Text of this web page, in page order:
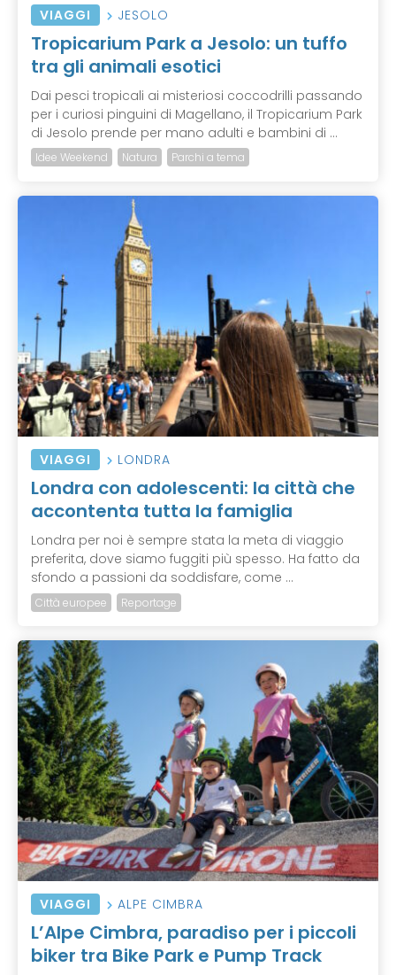
VIAGGI JESOLO
Tropicarium Park a Jesolo: un tuffo
tra gli animali esotici
Dai pesci tropicali ai misteriosi coccodrilli passando
per i curiosi pinguini di Magellano, il Tropicarium Park
di Jesolo prende per mano adulti e bambini di ...
Idee Weekend Natura Parchi a tema
VIAGGI LONDRA
Londra con adolescenti: la città che
accontenta tutta la famiglia
Londra per noi è sempre stata la meta di viaggio
preferita, dove siamo fuggiti più spesso. Ha fatto da
sfondo a passioni da soddisfare, come ...
Città europee Reportage
VIAGGI ALPE CIMBRA
L’Alpe Cimbra, paradiso per i piccoli
biker tra Bike Park e Pump Track